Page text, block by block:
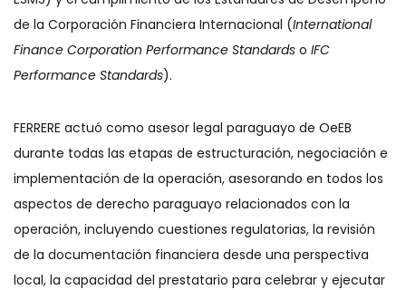
de la Corporación Financiera Internacional (International
Finance Corporation Performance Standards o IFC
Performance Standards).
FERRERE actuó como asesor legal paraguayo de OeEB
durante todas las etapas de estructuración, negociación e
implementación de la operación, asesorando en todos los
aspectos de derecho paraguayo relacionados con la
operación, incluyendo cuestiones regulatorias, la revisión
de la documentación financiera desde una perspectiva
local, la capacidad del prestatario para celebrar y ejecutar